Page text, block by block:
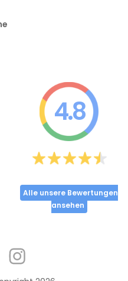
4.8
Alle unsere Bewertungen
ansehen